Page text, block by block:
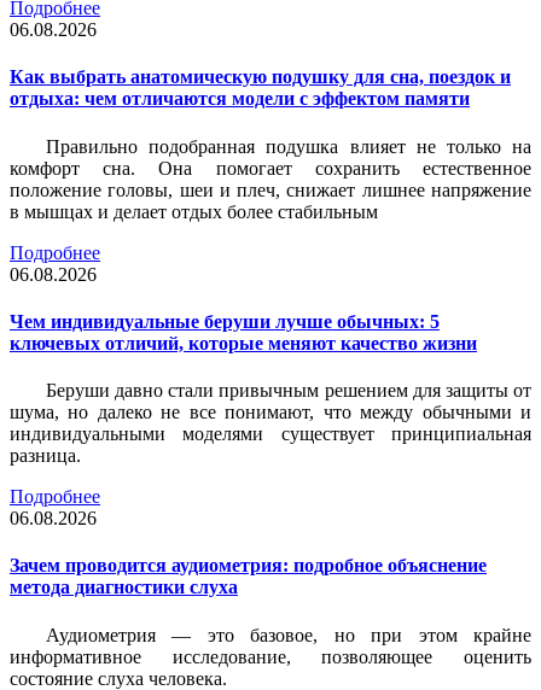
Подробнее
06.08.2026
Как выбрать анатомическую подушку для сна, поездок и
отдыха: чем отличаются модели с эффектом памяти
Правильно подобранная подушка влияет не только на
комфорт сна. Она помогает сохранить естественное
положение головы, шеи и плеч, снижает лишнее напряжение
в мышцах и делает отдых более стабильным
Подробнее
06.08.2026
Чем индивидуальные беруши лучше обычных: 5
ключевых отличий, которые меняют качество жизни
Беруши давно стали привычным решением для защиты от
шума, но далеко не все понимают, что между обычными и
индивидуальными моделями существует принципиальная
разница.
Подробнее
06.08.2026
Зачем проводится аудиометрия: подробное объяснение
метода диагностики слуха
Аудиометрия — это базовое, но при этом крайне
информативное исследование, позволяющее оценить
состояние слуха человека.